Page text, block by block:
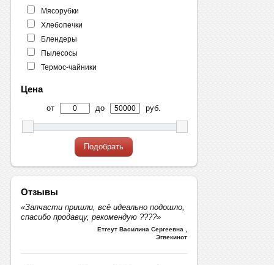
Мясорубки
Хлебопечки
Блендеры
Пылесосы
Термос-чайники
Цена
от до руб.
Подобрать
Отзывы
«Запчасти пришли, всё идеально подошло,
спасибо продавцу, рекомендую ????»
Етгеут Василина Сергеевна
Эгвекинот